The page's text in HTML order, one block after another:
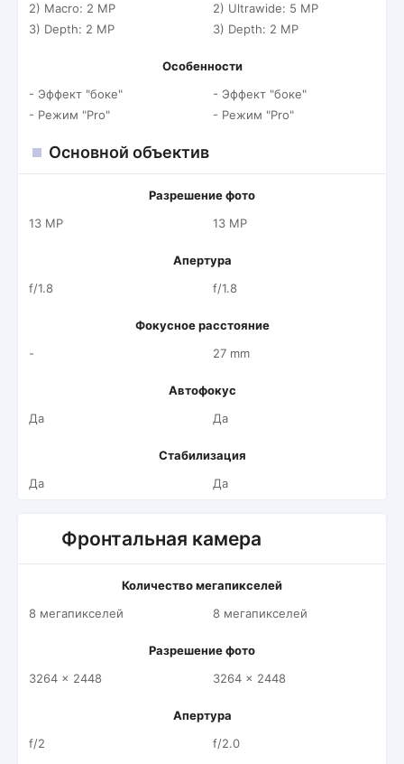
2) Macro: 2 MP
3) Depth: 2 MP
2) Ultrawide: 5 MP
3) Depth: 2 MP
Особенности
- Эффект "боке"
- Режим "Pro"
- Эффект "боке"
- Режим "Pro"
Основной объектив
Разрешение фото
13 MP
13 MP
Апертура
f/1.8
f/1.8
Фокусное расстояние
-
27 mm
Автофокус
Да
Да
Стабилизация
Да
Да
Фронтальная камера
Количество мегапикселей
8 мегапикселей
8 мегапикселей
Разрешение фото
3264 x 2448
3264 x 2448
Апертура
f/2
f/2.0